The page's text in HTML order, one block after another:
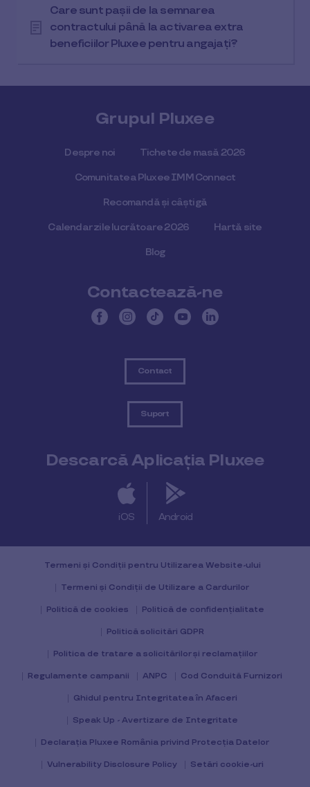
Care sunt pașii de la semnarea
contractului până la activarea extra
beneficiilor Pluxee pentru angajați?
Grupul Pluxee
Despre noi Tichete de masă 2026
Comunitatea Pluxee IMM Connect
Recomandă și câștigă
Calendar zile lucrătoare 2026 Hartă site
Blog
Contactează-ne
Contact
Suport
Descarcă Aplicația Pluxee
iOS Android
Termeni și Condiții pentru Utilizarea Website-ului
Termeni și Condiții de Utilizare a Cardurilor
Politică de cookies Politică de confidențialitate
Politică solicitări GDPR
Politica de tratare a solicitărilor și reclamațiilor
Regulamente campanii ANPC Cod Conduită Furnizori
Ghidul pentru Integritatea în Afaceri
Speak Up - Avertizare de Integritate
Declarația Pluxee România privind Protecția Datelor
Vulnerability Disclosure Policy Setări cookie-uri